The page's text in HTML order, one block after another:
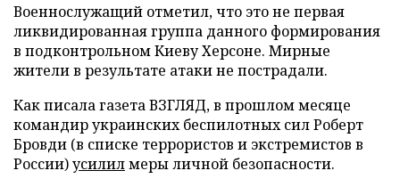
Военнослужащий отметил, что это не первая
ликвидированная группа данного формирования
в подконтрольном Киеву Херсоне. Мирные
жители в результате атаки не пострадали.
Как писала газета ВЗГЛЯД, в прошлом месяце
командир украинских беспилотных сил Роберт
Бровди (в списке террористов и экстремистов в
России)усилилмеры личной безопасности.